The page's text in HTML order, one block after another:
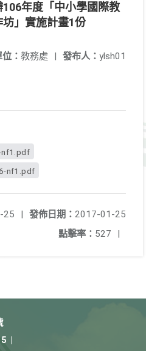
年度「中小學國際教
」實施計畫1份
發布人： ylsh01
： 教務處 |
nf1.pdf
nf1.pdf
發佈日期： 2017-01-25
25
|
點擊率： 527 |